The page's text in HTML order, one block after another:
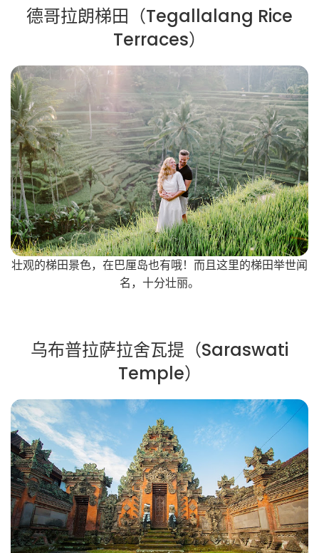
德哥拉朗梯田（Tegallalang Rice
Terraces）
壮观的梯田景色，在巴厘岛也有哦！而且这里的梯田举世闻
名，十分壮丽。
乌布普拉萨拉舍瓦提（Saraswati
Temple）